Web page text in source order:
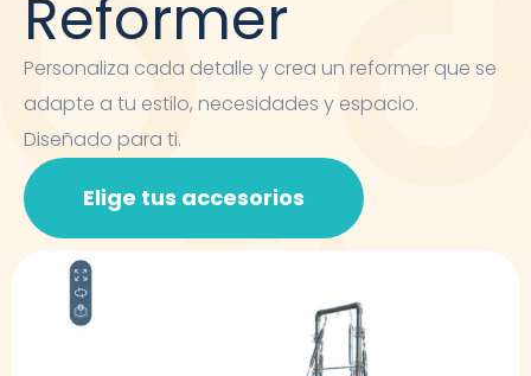
Reformer
Personaliza cada detalle y crea un reformer que se
adapte a tu estilo, necesidades y espacio.
Diseñado para ti.
Elige tus accesorios